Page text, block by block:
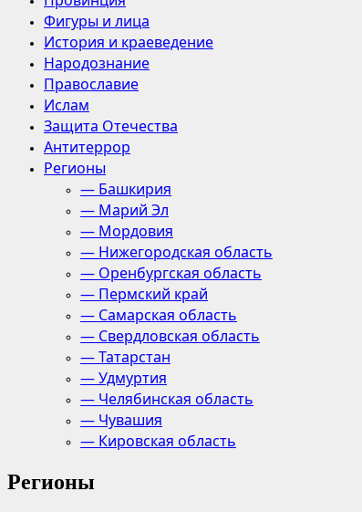
Фигуры и лица
История и краеведение
Народознание
Православие
Ислам
Защита Отечества
Антитеррор
Регионы
— Башкирия
— Марий Эл
— Мордовия
— Нижегородская область
— Оренбургская область
— Пермский край
— Самарская область
— Свердловская область
— Татарстан
— Удмуртия
— Челябинская область
— Чувашия
— Кировская область
Регионы